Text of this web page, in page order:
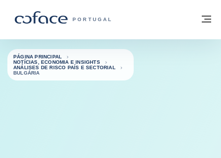
COFACE FOR TRADE - HOMEPAGE DO
PORTUGAL
Voltar à página principal
PÁGINA PRINCIPAL
NOTÍCIAS, ECONOMIA E INSIGHTS
ANÁLISES DE RISCO PAÍS E SECTORIAL
BULGÁRIA